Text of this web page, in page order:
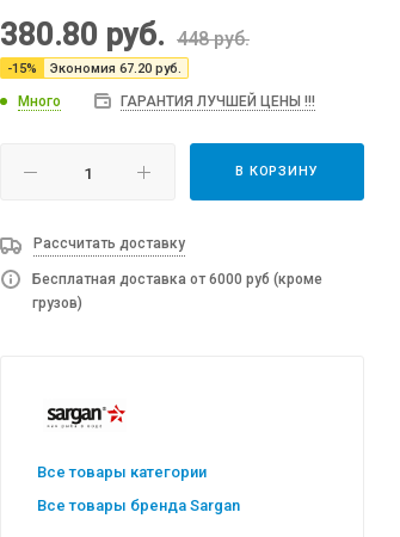
380.80 руб. 448руб.
-15% Экономия 67.20 руб.
Много ГАРАНТИЯ ЛУЧШЕЙ ЦЕНЫ !!!
В КОРЗИНУ
Рассчитать доставку
Бесплатная доставка от 6000 руб (кроме
грузов)
Все товары категории
Все товары бренда Sargan